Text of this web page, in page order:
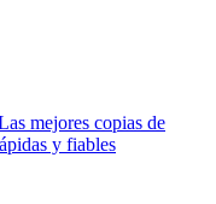
mejores copias de
y fiables